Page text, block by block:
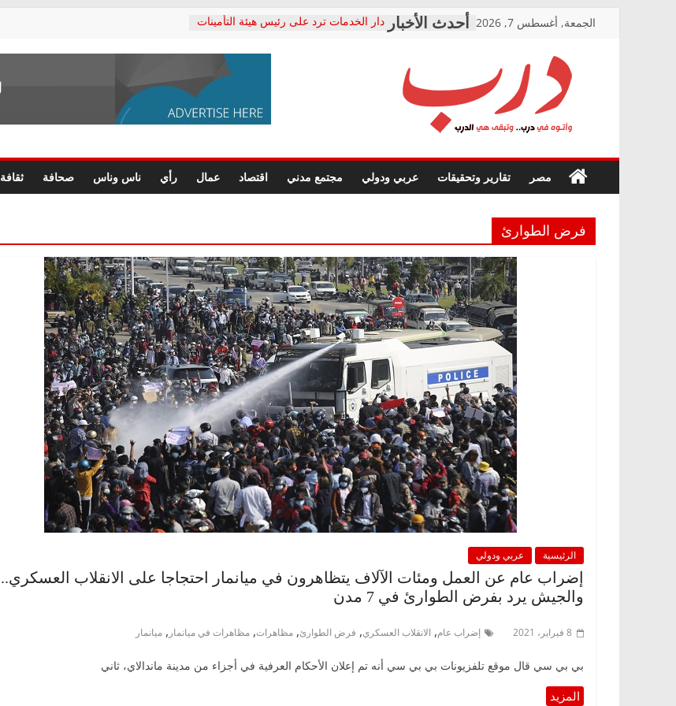
الجمعة, أغسطس 7, 2026
دار الخدمات ترد على رئيس هيئة التأمينات
معاناة أصحاب المعاشات.. ونطالب بكشف
فرحات سليمان يكتب: القطاع الصحي إلى
حزب التحالف الشعبي يطلق لجنة “الحق
صور .. اعتماد الرسومات النهائية للقرار
الوزاري لمدينة الصحفيين.. وانتهاء أعمال
إنشاء المبنى الإداري
قرينة البراءة وضمانات المحاكمة العادلة
حق أصيل
درب
في
درب..
هي
الدرب
مصر تقارير وتحقيقات عربي ودولي مجتمع مدني اقتصاد عمال رأي ناس وناس صحافة ثقافة
فرض الطوارئ
الرئيسية عربي ودولي
إضراب عام عن العمل ومئات الآلاف يتظاهرون في ميانمار احتجاجا على الانقلاب العسكري..
والجيش يرد بفرض الطوارئ في 7 مدن
8 فبراير، 2021 إضراب عام, الانقلاب العسكري, فرض الطوارئ, مظاهرات, مظاهرات في ميانمار , ميانمار
بي بي سي قال موقع تلفزيونات بي بي سي أنه تم إعلان الأحكام العرفية في أجزاء من مدينة ماندالاي، ثاني